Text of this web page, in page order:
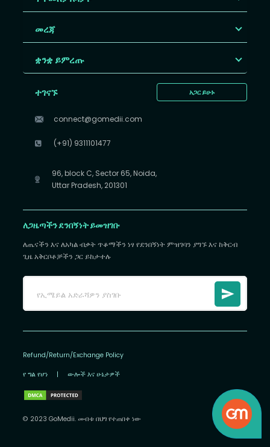
መረጃ
ቋንቋ ይምረጡ
አጋር ይሁኑ
ተገናኙ
connect@gomedii.com
(+91) 9311101477
96, block C, Sector 65, Noida,
Uttar Pradesh, 201301
ለጋዜጣችን ደንበኝነት ይመዝገቡ
ለጤናችን እና ለአካል ብቃት ጥቆማችን ነፃ የደንበኝነት ምዝገባን ያግኙ እና ከቅርብ
ጊዜ አቅርቦቶቻችን ጋር ይከታተሉ
Refund/Return/Exchange Policy
የ ግል የሆነ | ውሎች እና ሁኔታዎች
© 2023 GoMedii. መብቱ በህግ የተጠበቀ ነው